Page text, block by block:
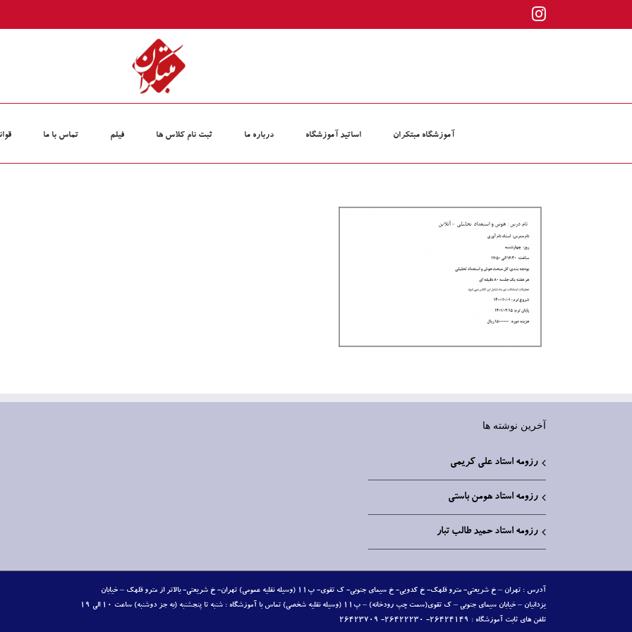
کردن
Instagram
آموزشگاه مبتکران اساتید آموزشگاه درباره ما ثبت نام کلاس‏ ها فیلم تماس با ما
آخرین نوشته ها
رزومه استاد علی کریمی
رزومه استاد هومن باستی
رزومه استاد حمید طالب تبار
آدرس : تهران – خ شریعتی- مترو قلهک- خ کدویی- خ سیمای جنوبی- ک تقوی- پ١١ (وسیله نقلیه عمومی) تهران- خ شریعتی- بالاتر از مترو قلهک – خیابان
یزدانیان – خیابان سیمای جنوبی – ک تقوی(سمت چپ رودخانه) – پ١١ (وسیله نقلیه شخصی) تماس با آموزشگاه : شنبه تا پنجشنبه (به جز دوشنبه) ساعت ۱۰ الی ۱۹
تلفن‏ های ثابت آموزشگاه : ۲۶۴۲۴۱۴۹- ۲۶۴۲۲۲۳۰- ۲۶۴۲۳۷۰۹